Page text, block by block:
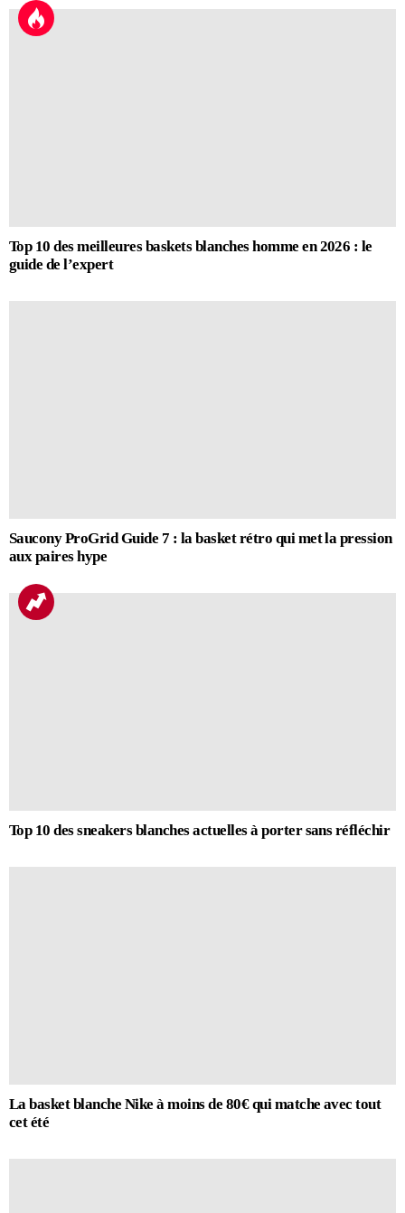
Top 10 des meilleures baskets blanches homme en 2026 : le
guide de l’expert
Saucony ProGrid Guide 7 : la basket rétro qui met la pression
aux paires hype
Top 10 des sneakers blanches actuelles à porter sans réfléchir
La basket blanche Nike à moins de 80€ qui matche avec tout
cet été